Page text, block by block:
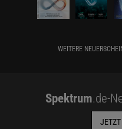
WEITERE
Spektrum.de-